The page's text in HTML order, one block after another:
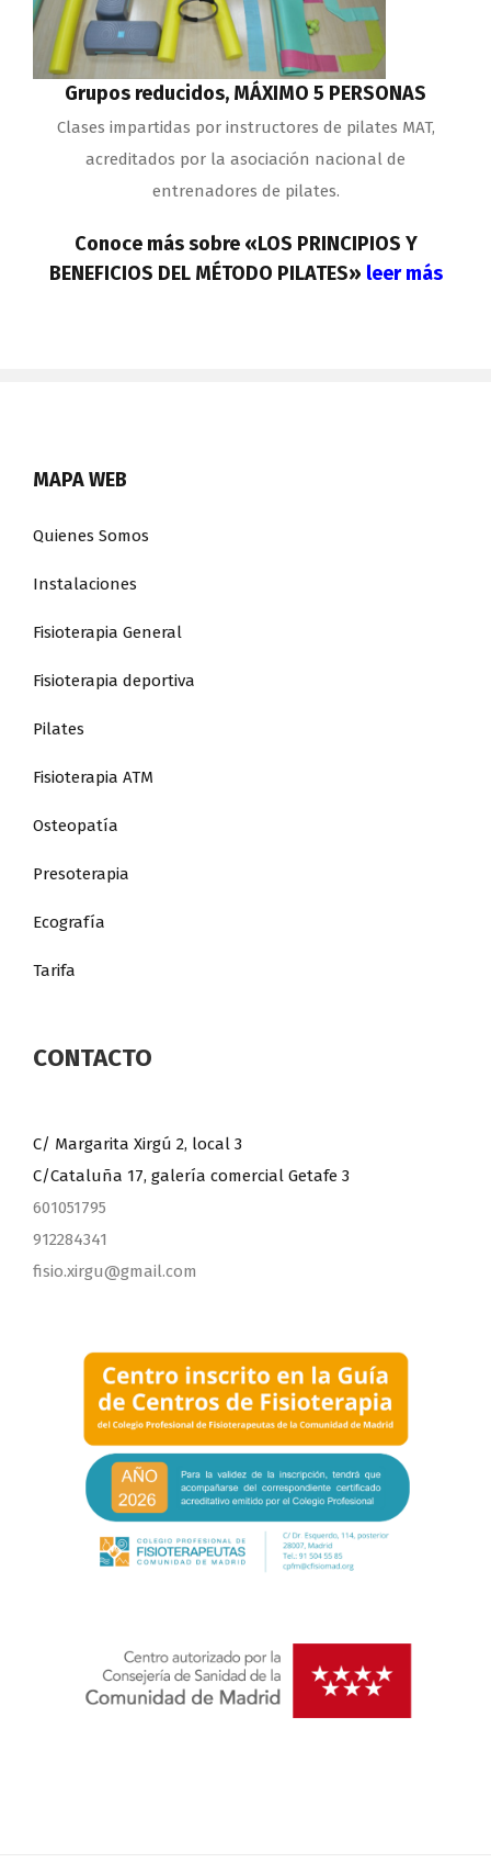
Grupos reducidos, MÁXIMO 5 PERSONAS
Clases impartidas por instructores de pilates MAT,
acreditados por la asociación nacional de
entrenadores de pilates.
Conoce más sobre «LOS PRINCIPIOS Y
BENEFICIOS DEL MÉTODO PILATES» leer más
MAPA WEB
Quienes Somos
Instalaciones
Fisioterapia General
Fisioterapia deportiva
Pilates
Fisioterapia ATM
Osteopatía
Presoterapia
Ecografía
Tarifa
CONTACTO
C/ Margarita Xirgú 2, local 3
C/Cataluña 17, galería comercial Getafe 3
601051795
912284341
fisio.xirgu@gmail.com